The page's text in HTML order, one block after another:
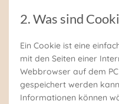
2. Was sind
Ein Cookie ist eine
mit den Seiten einer
Webbrowser auf dem
gespeichert werden
Informationen können